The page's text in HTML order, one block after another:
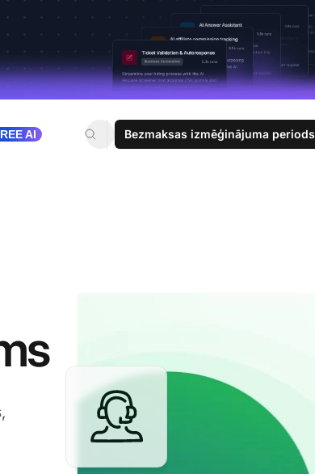
AI Bezmaksas izmēģinājuma periods